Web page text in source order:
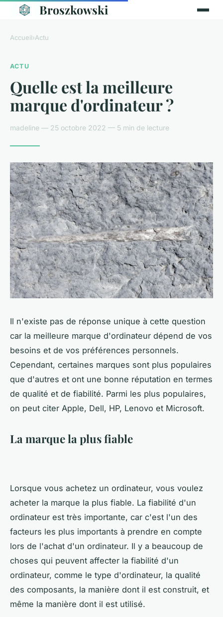
Broszkowski
Accueil›Actu
ACTU
Quelle est la meilleure
marque d'ordinateur ?
madeline — 25 octobre 2022 — 5 min de lecture
Il n'existe pas de réponse unique à cette question
car la meilleure marque d'ordinateur dépend de vos
besoins et de vos préférences personnels.
Cependant, certaines marques sont plus populaires
que d'autres et ont une bonne réputation en termes
de qualité et de fiabilité. Parmi les plus populaires,
on peut citer Apple, Dell, HP, Lenovo et Microsoft.
La marque la plus fiable
Lorsque vous achetez un ordinateur, vous voulez
acheter la marque la plus fiable. La fiabilité d'un
ordinateur est très importante, car c'est l'un des
facteurs les plus importants à prendre en compte
lors de l'achat d'un ordinateur. Il y a beaucoup de
choses qui peuvent affecter la fiabilité d'un
ordinateur, comme le type d'ordinateur, la qualité
des composants, la manière dont il est construit, et
même la manière dont il est utilisé.